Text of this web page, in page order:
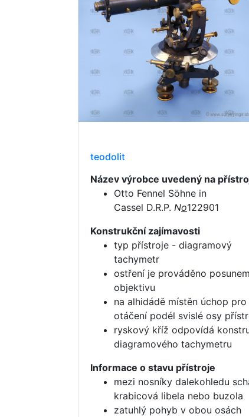
teodolit
Název výrobce uvedený na
Otto Fennel Söhne in
Cassel D.R.P. No122901
Konstrukční zajímavosti
typ přístroje - diagramový
tachymetr
ostření je prováděno posunem
objektivu
na alhidádě místěn úchop pro
otáčení podél svislé osy
ryskový kříž odpovídá
diagramového tachymetru
Informace o stavu přístroje
mezi nosníky dalekohledu
krabicová libela nebo buzola
zatuhlý pohyb v obou osách